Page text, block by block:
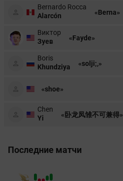
Bernardo Rocca
Alarcón
«Berna»
Виктор
Зуев
«Fayde»
Boris
Khundziya
«solji;,»
«shoe»
Chen
Yi
«卧龙凤雏不可兼得»
Последние матчи